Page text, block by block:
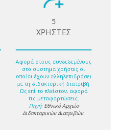
5
ΧΡΗΣΤΕΣ
Αφορά στους συνδεδεμένους
στο σύστημα χρήστες οι
οποίοι έχουν αλληλεπιδράσει
με τη διδακτορική διατριβή.
Ως επί το πλείστον, αφορά
τις μεταφορτώσεις.
Πηγή: Εθνικό Αρχείο
Διδακτορικών Διατριβών.